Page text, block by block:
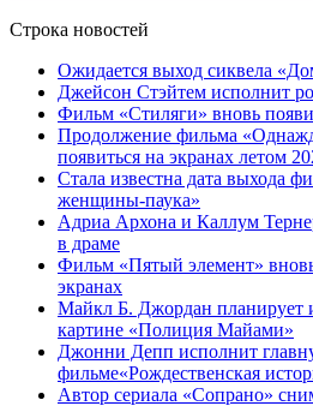
Строка новостей
Ожидается выход сиквела
Джейсон Стэйтем исполнит
Фильм «Стиляги» вновь
Продолжение фильма
появиться на экранах летом
Стала известна дата выхода
женщины-паука»
Адриа Архона и Каллум
в драме
Фильм «Пятый элемент»
экранах
Майкл Б. Джордан планирует
картине «Полиция Майами»
Джонни Депп исполнит
фильме«Рождественская
Автор сериала «Сопрано»